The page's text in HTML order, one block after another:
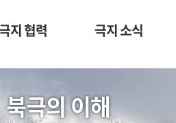
지 협력 극지 소식
북극의 이해